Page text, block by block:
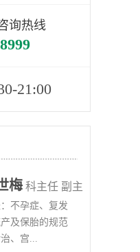
询热线
21:00
梅 科主任 副主
师不孕症、复发
及保胎的规范
、宫...